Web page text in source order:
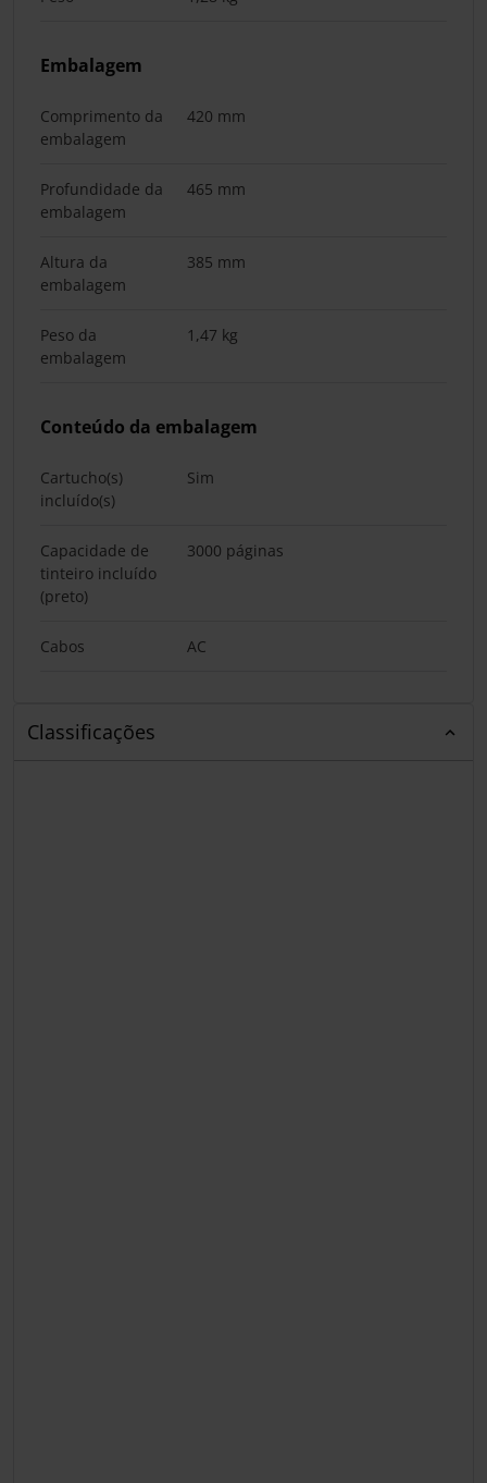
Embalagem
Comprimento da
embalagem
420 mm
Profundidade da
embalagem
465 mm
Altura da
embalagem
385 mm
Peso da
embalagem
1,47 kg
Conteúdo da embalagem
Cartucho(s)
incluído(s)
Sim
Capacidade de
tinteiro incluído
(preto)
3000 páginas
Cabos AC
Classificações